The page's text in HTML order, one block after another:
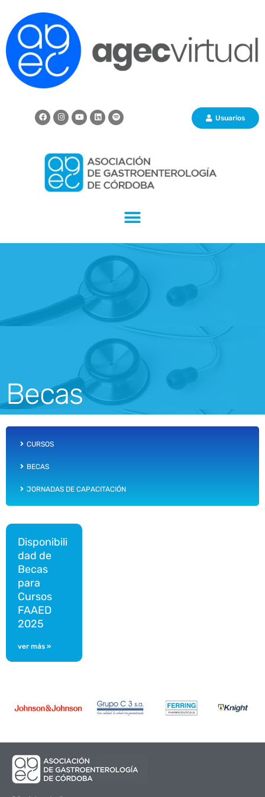
Usuarios
Becas
CURSOS
BECAS
JORNADAS DE CAPACITACIÓN
Disponibili
dad de
Becas
para
Cursos
FAAED
2025
ver más »